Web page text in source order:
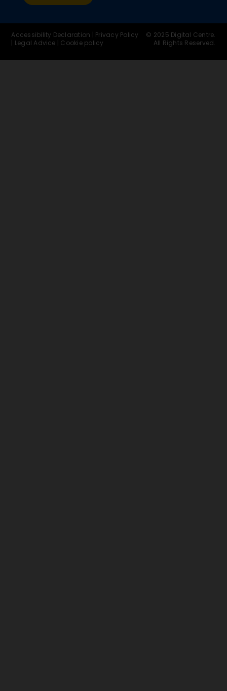
Accessibility Declaration | Privacy Policy
| Legal Advice | Cookie policy
© 2025 Digital Centre.
All Rights Reserved.